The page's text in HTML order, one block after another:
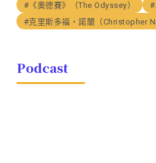
#《奧德賽》（The Odyssey）
#克里斯多福・諾蘭（Christopher
Podcast